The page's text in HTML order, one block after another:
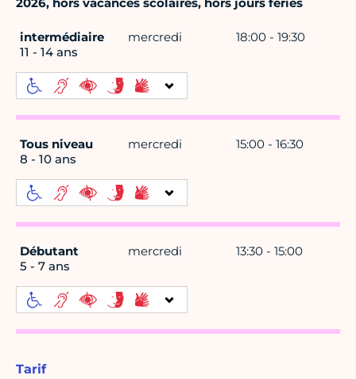
2026, hors vacances scolaires, hors jours fériés
intermédiaire
11 - 14 ans
mercredi 18:00 - 19:30
Tous niveau
8 - 10 ans
mercredi 15:00 - 16:30
Débutant
5 - 7 ans
mercredi 13:30 - 15:00
Tarif